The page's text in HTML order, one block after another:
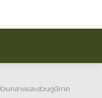
นกลางและส่วนภูมิภาค